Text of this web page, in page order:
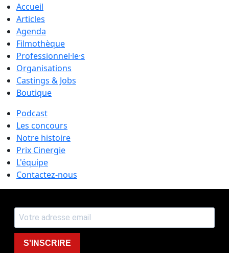
Accueil
Articles
Agenda
Filmothèque
Professionnel·le·s
Organisations
Castings & Jobs
Boutique
Podcast
Les concours
Notre histoire
Prix Cinergie
L'équipe
Contactez-nous
S'INSCRIRE